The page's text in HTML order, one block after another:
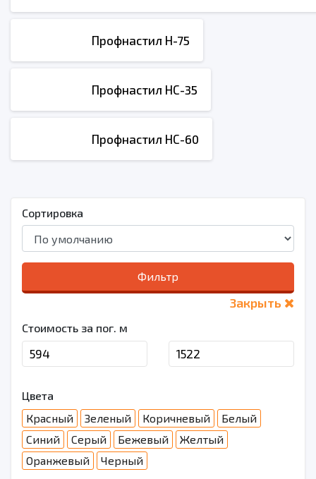
Профнастил Н-75
Профнастил НС-35
Профнастил НС-60
Сортировка
Фильтр
Закрыть
Стоимость за пог. м
Цвета
Красный
Зеленый Коричневый
Белый
Синий
Серый Бежевый
Желтый
Оранжевый
Черный